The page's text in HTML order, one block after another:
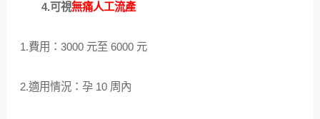
4.可視無痛人工流產
1.費用：3000 元至 6000 元
2.適用情況：孕 10 周內